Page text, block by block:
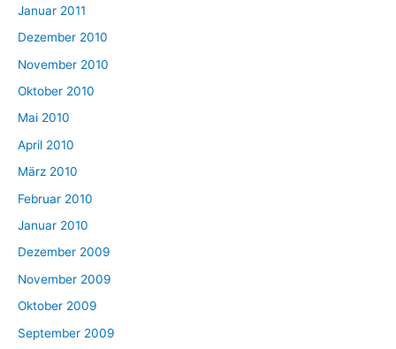
Januar 2011
Dezember 2010
November 2010
Oktober 2010
Mai 2010
April 2010
März 2010
Februar 2010
Januar 2010
Dezember 2009
November 2009
Oktober 2009
September 2009